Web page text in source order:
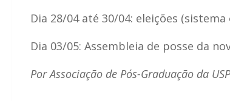
Dia 28/04 até 30/04: eleições (sistema
Dia 03/05: Assembleia de posse da
Por Associação de Pós-Graduação da